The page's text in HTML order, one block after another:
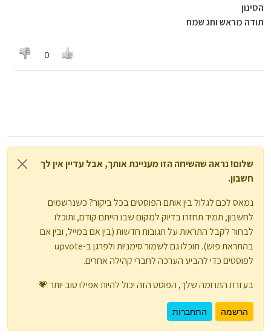
הסינון
תודה מראש וחג שמח
0
שלום! נראה שהשיחה הזו מעניינת אותך, אבל עדיין אין לך
חשבון.
נמאס לכם לגלול בין אותם הפוסטים בכל ביקור? כשנרשמים
לחשבון, תמיד תחזרו בדיוק למקום שבו הייתם קודם, ותוכלו
לבחור לקבל התראות על תגובות חדשות (בין אם במייל, ובין אם
בהתראת פוש). תוכלו גם לשמור סימניות ולפרגן ב-upvote
לפוסטים כדי להביע הערכה לחברי קהילה אחרים.
בעזרת התרומה שלך, הפוסט הזה יכול להיות אפילו טוב יותר 💗
הרשמה התחברות